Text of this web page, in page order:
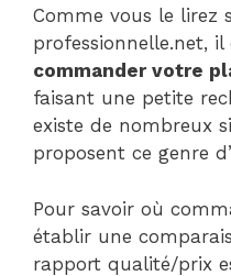
Comme vous le lirez
professionnelle.net, il
commander votre
faisant une petite
existe de nombreux
proposent ce genre
Pour savoir où
établir une
rapport qualité/prix